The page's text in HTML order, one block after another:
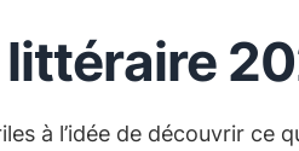
littéraire
à l’idée de découvrir ce